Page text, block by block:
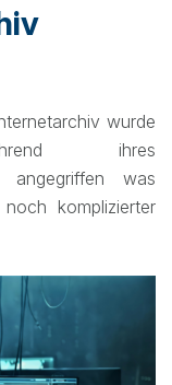
wurde
ihres
angegriffen was
komplizierter